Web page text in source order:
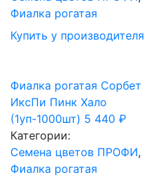
Фиалка рогатая
Купить у производителя
Фиалка рогатая Сорбет
ИксПи Пинк Хало
(1уп-1000шт) 5 440 ₽
Категории:
Cемена цветов ПРОФИ,
Фиалка рогатая